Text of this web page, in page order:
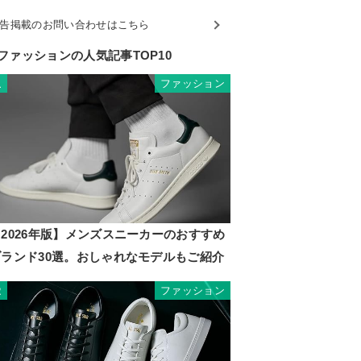
掲載のお問い合わせはこちら
ァッションの人気記事TOP10
ファッション
年版】メンズスニーカーのおすすめ
ンド30選。おしゃれなモデルもご紹介
ファッション